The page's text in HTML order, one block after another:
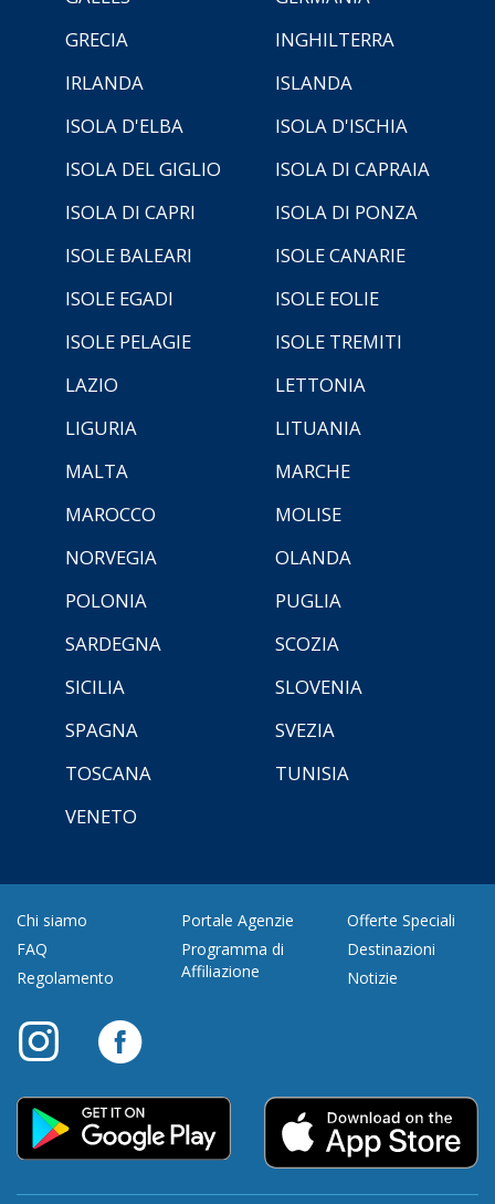
GRECIA
INGHILTERRA
IRLANDA
ISLANDA
ISOLA D'ELBA
ISOLA D'ISCHIA
ISOLA DEL GIGLIO
ISOLA DI CAPRAIA
ISOLA DI CAPRI
ISOLA DI PONZA
ISOLE BALEARI
ISOLE CANARIE
ISOLE EGADI
ISOLE EOLIE
ISOLE PELAGIE
ISOLE TREMITI
LAZIO
LETTONIA
LIGURIA
LITUANIA
MALTA
MARCHE
MAROCCO
MOLISE
NORVEGIA
OLANDA
POLONIA
PUGLIA
SARDEGNA
SCOZIA
SICILIA
SLOVENIA
SPAGNA
SVEZIA
TOSCANA
TUNISIA
VENETO
Chi siamo
FAQ
Regolamento
Portale Agenzie
Programma di
Affiliazione
Offerte Speciali
Destinazioni
Notizie